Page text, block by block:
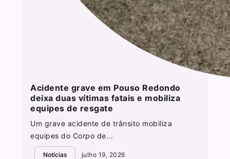
Acidente grave em Pouso Redondo
deixa duas vítimas fatais e mobiliza
equipes de resgate
Um grave acidente de trânsito mobiliza
equipes do Corpo de...
Notícias julho 19, 2026